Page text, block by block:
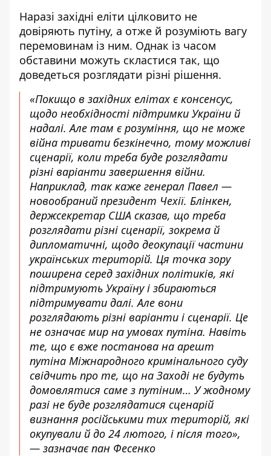
Наразі західні еліти цілковито не
довіряють путіну, а отже й розуміють вагу
перемовинам із ним. Однак із часом
обставини можуть скластися так, що
доведеться розглядати різні рішення.
«Покищо в західних елітах є консенсус,
щодо необхідності підтримки України й
надалі. Але там є розуміння, що не може
війна тривати безкінечно, тому можливі
сценарії, коли треба буде розглядати
різні варіанти завершення війни.
Наприклад, так каже генерал Павел —
новообраний президент Чехії. Блінкен,
держсекретар США сказав, що треба
розглядати різні сценарії, зокрема й
дипломатичні, щодо деокупації частини
українських територій. Ця точка зору
поширена серед західних політиків, які
підтримують Україну і збираються
підтримувати далі. Але вони
розглядають різні варіанти і сценарії. Це
не означає мир на умовах путіна. Навіть
те, що є вже постанова на арешт
путіна Міжнародного кримінального суду
свідчить про те, що на Заході не будуть
домовлятися саме з путіним… У жодному
разі не буде розглядатися сценарій
визнання російськими тих територій, які
окупували й до 24 лютого, і після того»,
— зазначає пан Фесенко